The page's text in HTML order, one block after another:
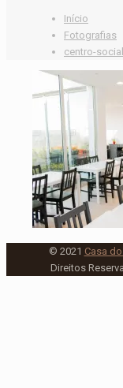
Início
Fotografias
centro-
© 2021 Casa
Direitos